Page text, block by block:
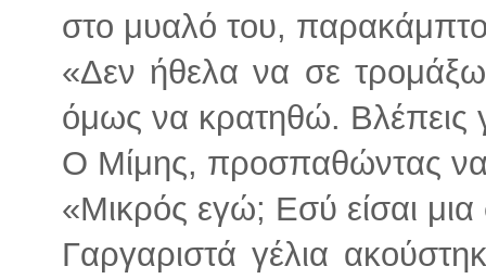
στο μυαλό του,
«Δεν ήθελα να σε
όμως να κρατηθώ. Βλέπεις
Ο Μίμης, προσπαθώντας
«Μικρός εγώ; Εσύ είσαι
Γαργαριστά γέλια